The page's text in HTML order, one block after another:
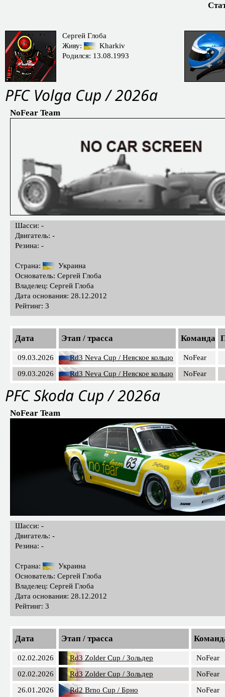
Сергей Глоба
Живу:
Kharkiv
Родился: 13.08.1993
PFС Volga Cup / 2026a
NoFear Team
Шасси: -
Двигатель: -
Резина: -
Страна:
Украина
Основатель: Сергей Глоба
Владелец: Сергей Глоба
Дата основания: 28.12.2012
Рейтинг: 3
Дата Этап / трасса Команда
09.03.2026 Rd3 Neva Cup / Невское кольцо NoFear
09.03.2026
Rd3 Neva Cup / Невское кольцо NoFear
PFC Skoda Cup / 2026a
NoFear Team
Шасси: -
Двигатель: -
Резина: -
Страна:
Украина
Основатель: Сергей Глоба
Владелец: Сергей Глоба
Дата основания: 28.12.2012
Рейтинг: 3
Дата Этап / трасса
02.02.2026 Rd3 Zolder Cup / Зольдер
NoFear
02.02.2026
Rd3 Zolder Cup / Зольдер
NoFear
26.01.2026
Rd2 Brno Cup / Брно
NoFear